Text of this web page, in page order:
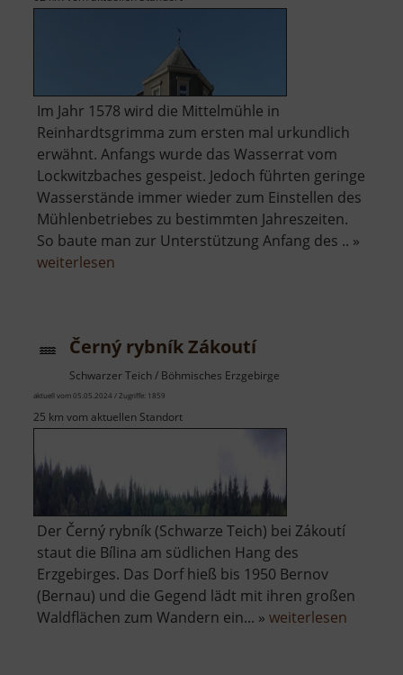
Im Jahr 1578 wird die Mittelmühle in
Reinhardtsgrimma zum ersten mal urkundlich
erwähnt. Anfangs wurde das Wasserrat vom
Lockwitzbaches gespeist. Jedoch führten geringe
Wasserstände immer wieder zum Einstellen des
Mühlenbetriebes zu bestimmten Jahreszeiten.
So baute man zur Unterstützung Anfang des .. »
weiterlesen
Černý rybník Zákoutí
Schwarzer Teich / Böhmisches Erzgebirge
aktuell vom 05.05.2024 / Zugriffe: 1859
25 km vom aktuellen Standort
Der Černý rybník (Schwarze Teich) bei Zákoutí
staut die Bílina am südlichen Hang des
Erzgebirges. Das Dorf hieß bis 1950 Bernov
(Bernau) und die Gegend lädt mit ihren großen
Waldflächen zum Wandern ein... » weiterlesen